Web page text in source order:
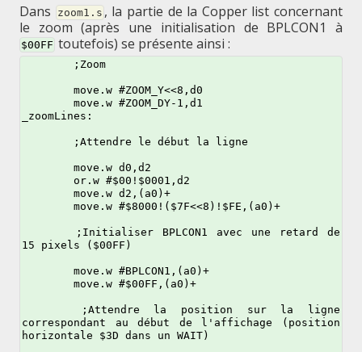
Dans zoom1.s , la partie de la Copper list concernant
le zoom (après une initialisation de BPLCON1 à
$00FF toutefois) se présente ainsi :
_zoomLines:
15 pixels ($00FF)
correspondant au début de l'affichage (position
horizontale $3D dans un WAIT)